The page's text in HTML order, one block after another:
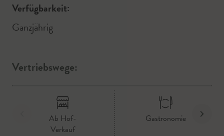
Verfügbarkeit:
Ganzjährig
Vertriebswege:
Ab Hof-
Verkauf
Gastronomie